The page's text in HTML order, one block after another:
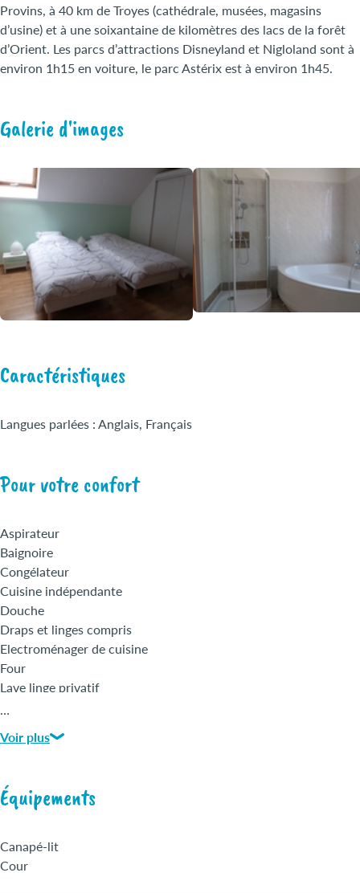
Provins, à 40 km de Troyes (cathédrale, musées, magasins
d’usine) et à une soixantaine de kilomètres des lacs de la forêt
d’Orient. Les parcs d’attractions Disneyland et Nigloland sont à
environ 1h15 en voiture, le parc Astérix est à environ 1h45.
Galerie d'images
Caractéristiques
Langues parlées : Anglais, Français
Pour votre confort
Aspirateur
Baignoire
Congélateur
Cuisine indépendante
Douche
Draps et linges compris
Electroménager de cuisine
Four
Lave linge privatif
Réfrigérateur
Toilettes séparées
Télévision
Voir plus
Équipements
Canapé-lit
Cour